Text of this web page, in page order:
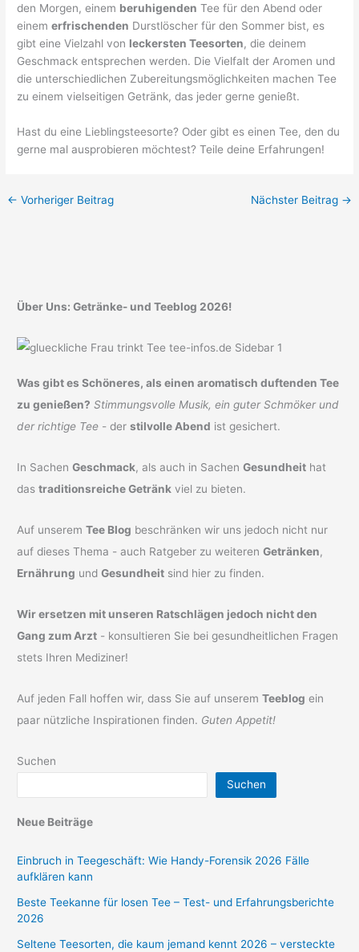
den Morgen, einem beruhigenden Tee für den Abend oder
einemerfrischenden Durstlöscher für den Sommer bist, es
gibt eine Vielzahl von leckersten Teesorten, die deinem
Geschmack entsprechen werden. Die Vielfalt der Aromen und
die unterschiedlichen Zubereitungsmöglichkeiten machen Tee
zu einem vielseitigen Getränk, das jeder gerne genießt.
Hast du eine Lieblingsteesorte? Oder gibt es einen Tee, den du
gerne mal ausprobieren möchtest? Teile deine Erfahrungen!
← Vorheriger Beitrag Nächster Beitrag →
Über Uns: Getränke- und Teeblog 2026!
Was gibt es Schöneres, als einen aromatisch duftenden Tee
zu genießen? Stimmungsvolle Musik, ein guter Schmöker und
der richtige Tee - derstilvolle Abend ist gesichert.
In SachenGeschmack, als auch in SachenGesundheit hat
dastraditionsreiche Getränk viel zu bieten.
Auf unseremTee Blog beschränken wir uns jedoch nicht nur
auf dieses Thema - auch Ratgeber zu weiterenGetränken,
Ernährung undGesundheit sind hier zu finden.
Wir ersetzen mit unseren Ratschlägen jedoch nicht den
Gang zum Arzt - konsultieren Sie bei gesundheitlichen Fragen
stets Ihren Mediziner!
Auf jeden Fall hoffen wir, dass Sie auf unseremTeeblog ein
paar nützliche Inspirationen finden. Guten Appetit!
Suchen
Suchen
Neue Beiträge
Einbruch in Teegeschäft: Wie Handy-Forensik 2026 Fälle
aufklären kann
Beste Teekanne für losen Tee – Test- und Erfahrungsberichte
2026
Seltene Teesorten, die kaum jemand kennt 2026 – versteckte